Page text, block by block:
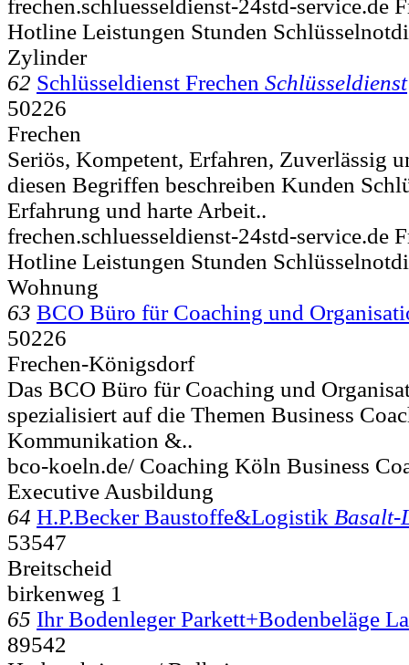
frechen.schluesseldienst-24std-service.de
Hotline Leistungen Stunden
Zylinder
62 Schlüsseldienst Frechen Schlüsseldienst
50226
Frechen
Seriös, Kompetent, Erfahren, Zuverlässig
diesen Begriffen beschreiben Kunden
Erfahrung und harte Arbeit..
frechen.schluesseldienst-24std-service.de
Hotline Leistungen Stunden
Wohnung
63 BCO Büro für Coaching und
50226
Frechen-Königsdorf
Das BCO Büro für Coaching und
spezialisiert auf die Themen Business
Kommunikation &..
bco-koeln.de/ Coaching Köln Business
Executive Ausbildung
64 H.P.Becker Baustoffe&Logistik Basalt-
53547
Breitscheid
birkenweg 1
65 Ihr Bodenleger Parkett+Bodenbeläge
89542